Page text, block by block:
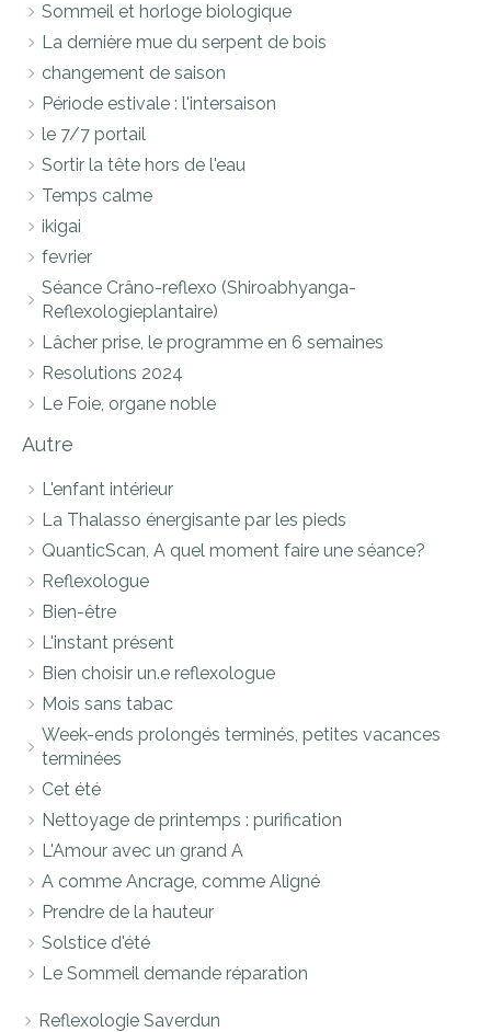
Sommeil et horloge biologique
La dernière mue du serpent de bois
changement de saison
Période estivale : l'intersaison
le 7/7 portail
Sortir la tête hors de l'eau
Temps calme
ikigai
fevrier
Séance Crâno-reflexo (Shiroabhyanga-
Reflexologieplantaire)
Lâcher prise, le programme en 6 semaines
Resolutions 2024
Le Foie, organe noble
Autre
L'enfant intérieur
La Thalasso énergisante par les pieds
QuanticScan, A quel moment faire une séance?
Reflexologue
Bien-être
L'instant présent
Bien choisir un.e reflexologue
Mois sans tabac
Week-ends prolongés terminés, petites vacances
terminées
Cet été
Nettoyage de printemps : purification
L'Amour avec un grand A
A comme Ancrage, comme Aligné
Prendre de la hauteur
Solstice d'été
Le Sommeil demande réparation
Reflexologie Saverdun